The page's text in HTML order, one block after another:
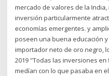
mercado de valores de la India,
inversión particularmente
economías emergentes. y
poseen una buena educación
importador neto de oro negro,
2019 "Todas las inversiones
medían con lo que pasaba en